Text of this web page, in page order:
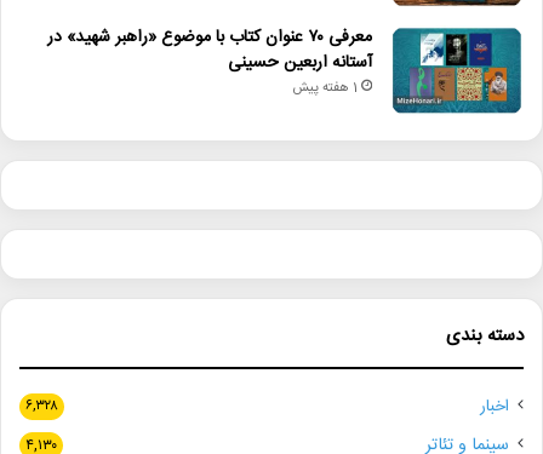
معرفی ۷۰ عنوان کتاب با موضوع «راهبر شهید» در
آستانه اربعین حسینی
1 هفته پیش
دسته بندی
اخبار ۶,۳۲۸
سینما و تئاتر ۴,۱۳۰